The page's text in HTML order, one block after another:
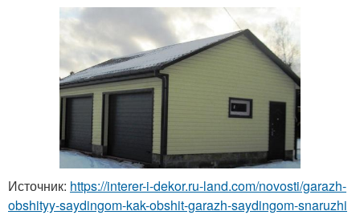
Источник: https://interer-i-dekor.ru-land.com/novosti/garazh-
obshityy-saydingom-kak-obshit-garazh-saydingom-snaruzhi